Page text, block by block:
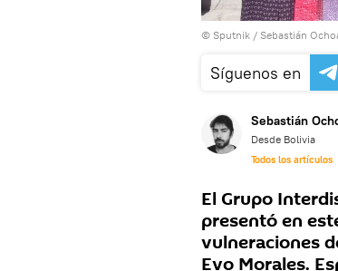
© Sputnik / Sebastián
Síguenos en
Sebastián
Desde Bolivia
Todos los artículos
El Grupo
presentó en
vulneraciones
Evo Morales.